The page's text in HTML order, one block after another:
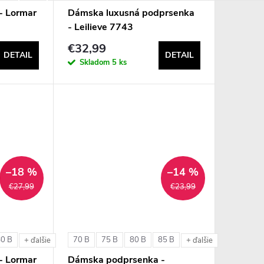
Lormar
DETAIL
Dámska luxusná podprsenka
- Leilieve 7743
€32,99
Skladom 5 ks
DETAIL
€27,99
–18 %
B + ďalšie
Lormar
€23,99
–14 %
70 B 75 B 80 B 85 B + ďalšie
Dámska podprsenka -